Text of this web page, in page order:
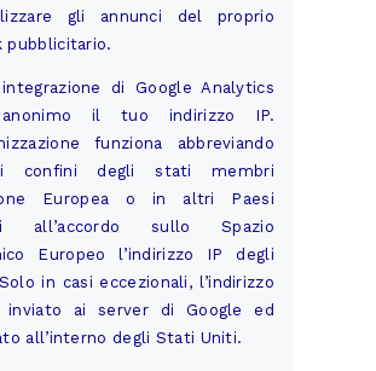
gli annunci del proprio
pubblicitario.
di Google Analytics
il tuo indirizzo IP.
funziona abbreviando
confini degli stati membri
Europea o in altri Paesi
all’accordo sullo Spazio
Europeo l’indirizzo IP degli
in casi eccezionali, l’indirizzo
inviato ai server di Google ed
all’interno degli Stati Uniti.